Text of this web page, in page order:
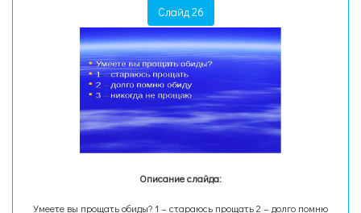
Слайд 26
Описание слайда:
Умеете вы прощать обиды? 1 – стараюсь прощать 2 – долго помню